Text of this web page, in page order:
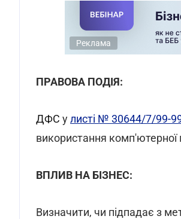
Реклама
ПРАВОВА ПОДІЯ:
ДФС улисті № 30644/7/99-
використання комп'ютерної
ВПЛИВ НА БІЗНЕС:
Визначити, чи підпадає з